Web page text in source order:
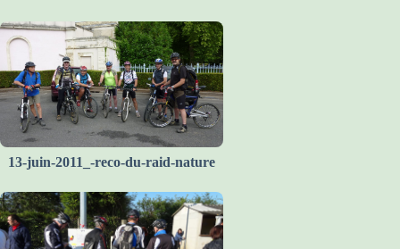
13-juin-2011_-reco-du-raid-nature